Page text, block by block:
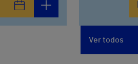
Ver todos